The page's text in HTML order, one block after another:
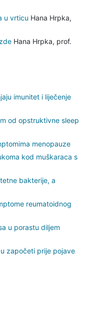
u vrticu Hana Hrpka,
Hana Hrpka, prof.
imunitet i liječenje
od opstruktivne sleep
menopauze
kod muškaraca s
bakterije, a
reumatoidnog
u porastu diljem
započeti prije pojave